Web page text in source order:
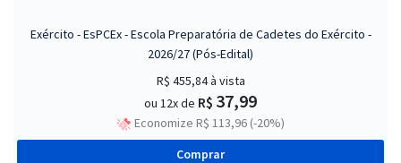
Exército - EsPCEx - Escola Preparatória de Cadetes do Exército -
2026/27 (Pós-Edital)
R$ 455,84à vista
ou 12x de R$ 37,99
Economize R$ 113,96 (-20%)
Comprar